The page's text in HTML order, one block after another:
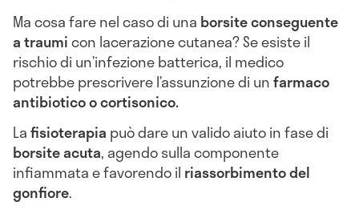
Ma cosa fare nel caso di una borsite conseguente
a traumicon lacerazione cutanea? Se esiste il
rischio di un’infezione batterica, il medico
potrebbe prescrivere l’assunzione di unfarmaco
antibiotico o cortisonico.
Lafisioterapia può dare un valido aiuto in fase di
borsite acuta, agendo sulla componente
infiammata e favorendo il riassorbimento del
gonfiore.